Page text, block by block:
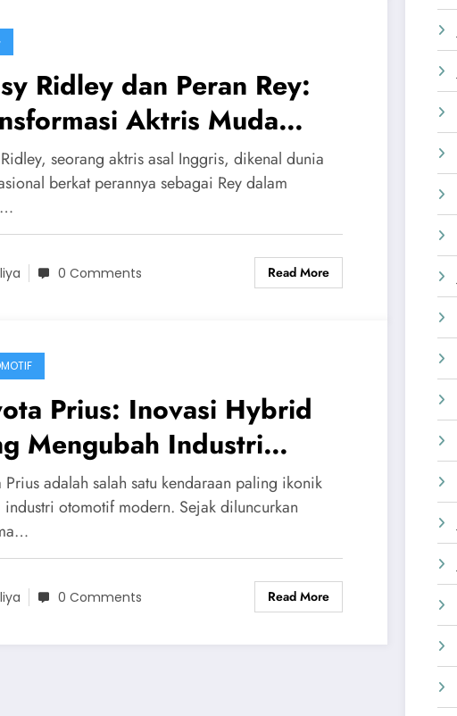
Ridley dan Peran Rey:
Aktris Muda
Ikon Star Wars
seorang aktris asal Inggris, dikenal dunia
berkat perannya sebagai Rey dalam
0 Comments Read More
Prius: Inovasi Hybrid
Mengubah Industri
Prius adalah salah satu kendaraan paling ikonik
industri otomotif modern. Sejak diluncurkan
0 Comments Read More